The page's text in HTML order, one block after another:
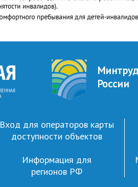
Минтруд
России
Вход для операторов карты
доступности объектов
Информация для
регионов РФ